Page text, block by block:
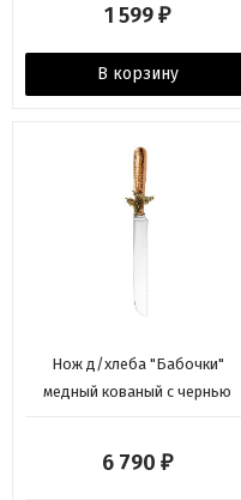
1 599 ₽
В корзину
Нож д/хлеба "Бабочки"
медный кованый с чернью
6 790 ₽